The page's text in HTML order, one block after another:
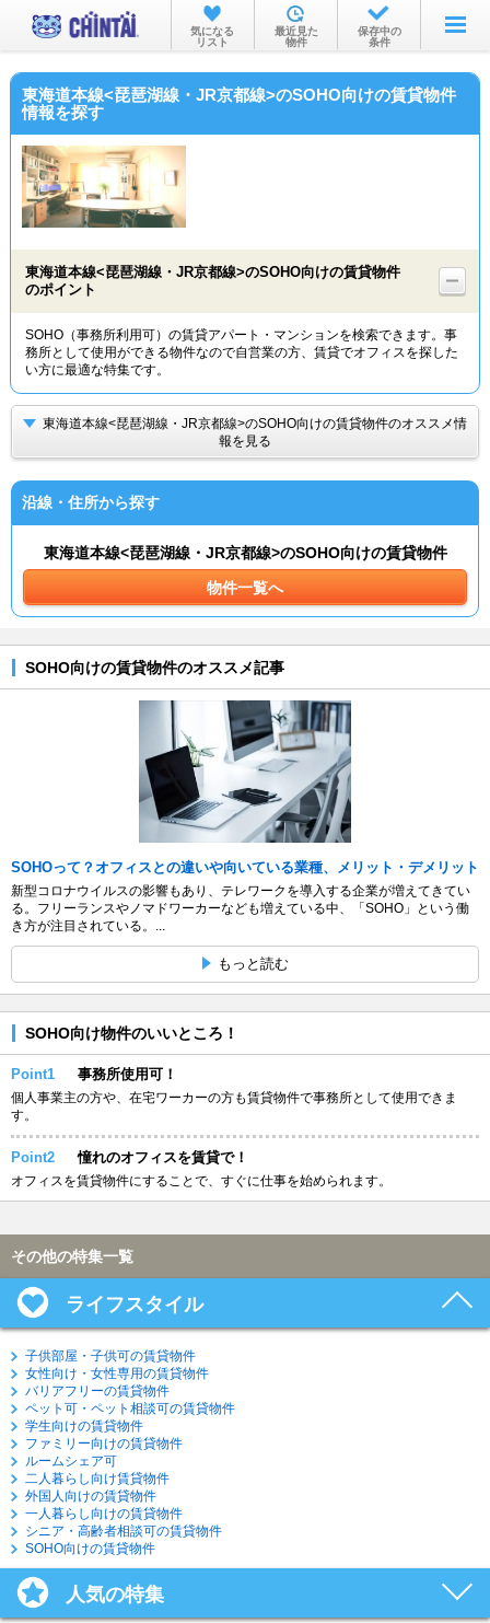
お部屋を探す
沿線・駅から
不動産会社から
気になる
リスト
最近見た
物件
保存中の
条件
東海道本線<琵琶湖線・JR京都線>のSOHO向けの賃貸物件
情報を探す
東海道本線<琵琶湖線・JR京都線>のSOHO向けの賃貸物件
のポイント
SOHO（事務所利用可）の賃貸アパート・マンションを検索できます。事
務所として使用ができる物件なので自営業の方、賃貸でオフィスを探した
い方に最適な特集です。
東海道本線<琵琶湖線・JR京都線>のSOHO向けの賃貸物件のオススメ情
報を見る
沿線・住所から探す
東海道本線<琵琶湖線・JR京都線>のSOHO向けの賃貸物件
物件一覧へ
SOHO向けの賃貸物件のオススメ記事
SOHOって？オフィスとの違いや向いている業種、メリット・デメリット
新型コロナウイルスの影響もあり、テレワークを導入する企業が増えてきてい
る。フリーランスやノマドワーカーなども増えている中、「SOHO」という働
き方が注目されている。...
もっと読む
SOHO向け物件のいいところ！
Point1 事務所使用可！
個人事業主の方や、在宅ワーカーの方も賃貸物件で事務所として使用できま
す。
Point2 憧れのオフィスを賃貸で！
オフィスを賃貸物件にすることで、すぐに仕事を始められます。
その他の特集一覧
ライフスタイル
子供部屋・子供可の賃貸物件
女性向け・女性専用の賃貸物件
バリアフリーの賃貸物件
ペット可・ペット相談可の賃貸物件
学生向けの賃貸物件
ファミリー向けの賃貸物件
ルームシェア可
二人暮らし向け賃貸物件
外国人向けの賃貸物件
一人暮らし向けの賃貸物件
シニア・高齢者相談可の賃貸物件
SOHO向けの賃貸物件
人気の特集